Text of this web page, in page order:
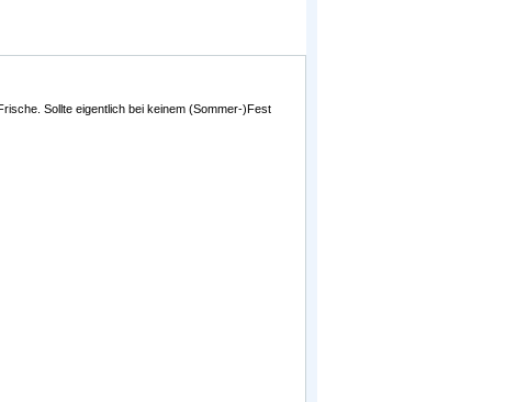
Sollte eigentlich bei keinem (Sommer-)Fest